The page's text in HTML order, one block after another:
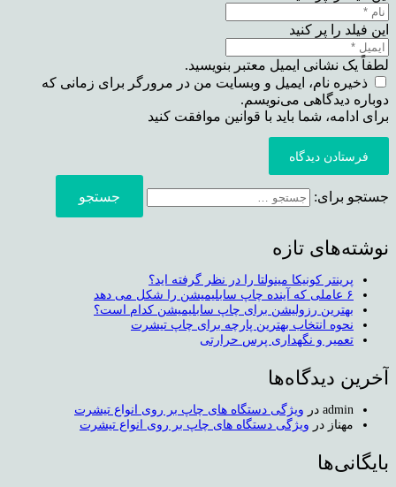
این فیلد را پر کنید
لطفاً یک نشانی ایمیل معتبر بنویسید.
ذخیره نام، ایمیل و وبسایت من در مرورگر برای زمانی که
دوباره دیدگاهی می‌نویسم.
برای ادامه، شما باید با قوانین موافقت کنید
فرستادن دیدگاه
جستجو برای:
نوشته‌های تازه
پرینتر کونیکا مینولتا را در نظر گرفته اید؟
۶ عاملی که آینده چاپ سابلیمیشن را شکل می دهد
بهترین رزولیشن برای چاپ سابلیمیشن کدام است؟
نحوه انتخاب بهترین پارچه برای چاپ تیشرت
تعمیر و نگهداری پرس حرارتی
آخرین دیدگاه‌ها
admin در ویژگی دستگاه های چاپ بر روی انواع تیشرت
مهناز در ویژگی دستگاه های چاپ بر روی انواع تیشرت
بایگانی‌ها